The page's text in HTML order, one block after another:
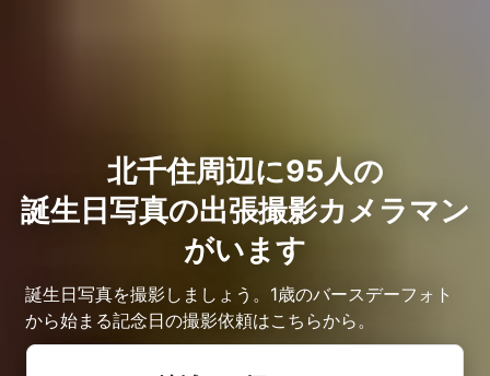
北千住周辺に95人の
誕生日写真の出張撮影カメラマン
がいます
誕生日写真を撮影しましょう。1歳のバースデーフォト
から始まる記念日の撮影依頼はこちらから。